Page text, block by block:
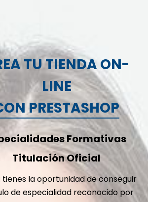
TU TIENDA ON-
LINE
PRESTASHOP
Formativas
Titulación Oficial
tienes la oportunidad de conseguir
de especialidad reconocido por